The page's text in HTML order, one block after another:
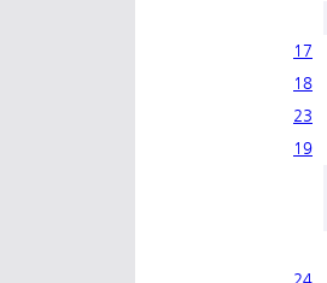
17
18
23
19